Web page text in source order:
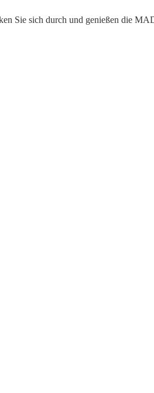
Sie sich durch und genießen die